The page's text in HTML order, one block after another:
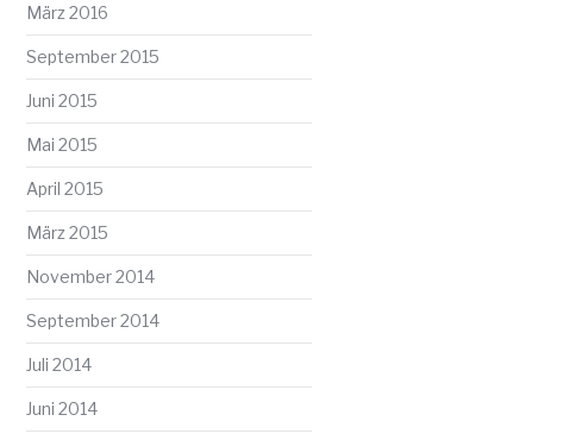
März 2016
September 2015
Juni 2015
Mai 2015
April 2015
März 2015
November 2014
September 2014
Juli 2014
Juni 2014